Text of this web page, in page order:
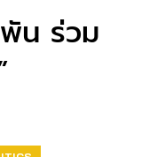
น ร่วม